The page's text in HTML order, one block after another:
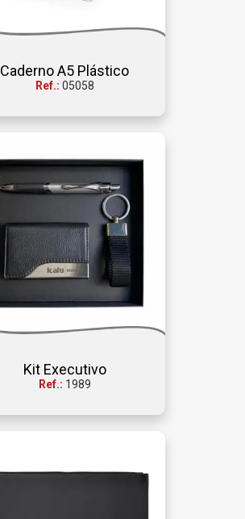
Caderno A5 Plástico
Ref.: 05058
Kit Executivo
Ref.: 1989